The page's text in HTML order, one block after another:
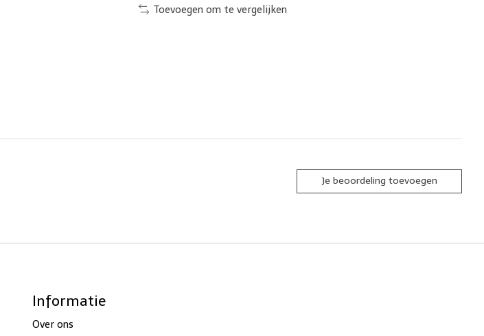
Toevoegen om te vergelijken
Je beoordeling toevoegen
Informatie
Over ons